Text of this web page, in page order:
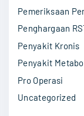
Pemeriksaan
Penghargaan
Penyakit Kronis
Penyakit
Pro Operasi
Uncategorized